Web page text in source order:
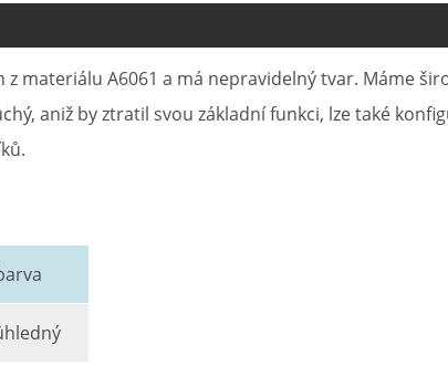
materiálu A6061 a má nepravidelný tvar. Máme
aniž by ztratil svou základní funkci, lze také